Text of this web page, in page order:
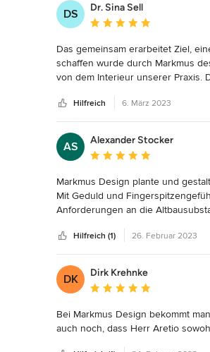
DS
Dr. Sina Sell
Durchschnittliche
Das gemeinsam erarbeitet Ziel,
schaffen wurde durch Markmus
von dem Interieur unserer Praxis.
einzuhalten. Besonders toll war
Webdesign.
Durch Markmus Design bekommt
Kompetenz und immer (egal wie
Kommunikation.
DANKE
Hilfreich 6. März 2023
AS
Alexander Stocker
Durchschnittliche
Markmus Design plante und
Mit Geduld und
Anforderungen an die
Bemerkenswert war die
Einrichtungs- und
Design verbunden.
Darüber hinaus hat er unsere
gestaltet.
Wir können seine kreative Kraft
Hilfreich (1) 26. Februar 2023
DK
Dirk Krehnke
Durchschnittliche
Bei Markmus Design bekommt
auch noch, dass Herr Aretio